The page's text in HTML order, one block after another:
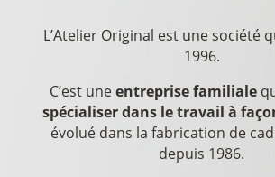
L’Atelier Original est une société
1996.
C’est uneentreprise familiale
spécialiser dans le travail à
évolué dans la fabrication de
depuis 1986.